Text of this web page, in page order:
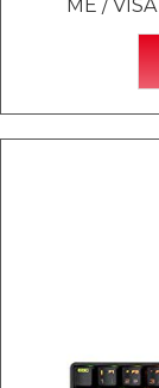
ME /